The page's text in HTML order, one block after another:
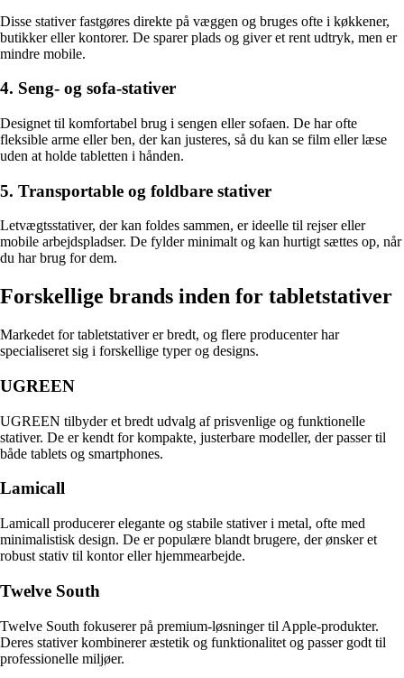
Disse stativer fastgøres direkte på væggen og bruges ofte i køkkener,
butikker eller kontorer. De sparer plads og giver et rent udtryk, men er
mindre mobile.
4. Seng- og sofa-stativer
Designet til komfortabel brug i sengen eller sofaen. De har ofte
fleksible arme eller ben, der kan justeres, så du kan se film eller læse
uden at holde tabletten i hånden.
5. Transportable og foldbare stativer
Letvægtsstativer, der kan foldes sammen, er ideelle til rejser eller
mobile arbejdspladser. De fylder minimalt og kan hurtigt sættes op, når
du har brug for dem.
Forskellige brands inden for tabletstativer
Markedet for tabletstativer er bredt, og flere producenter har
specialiseret sig i forskellige typer og designs.
UGREEN
UGREEN tilbyder et bredt udvalg af prisvenlige og funktionelle
stativer. De er kendt for kompakte, justerbare modeller, der passer til
både tablets og smartphones.
Lamicall
Lamicall producerer elegante og stabile stativer i metal, ofte med
minimalistisk design. De er populære blandt brugere, der ønsker et
robust stativ til kontor eller hjemmearbejde.
Twelve South
Twelve South fokuserer på premium-løsninger til Apple-produkter.
Deres stativer kombinerer æstetik og funktionalitet og passer godt til
professionelle miljøer.